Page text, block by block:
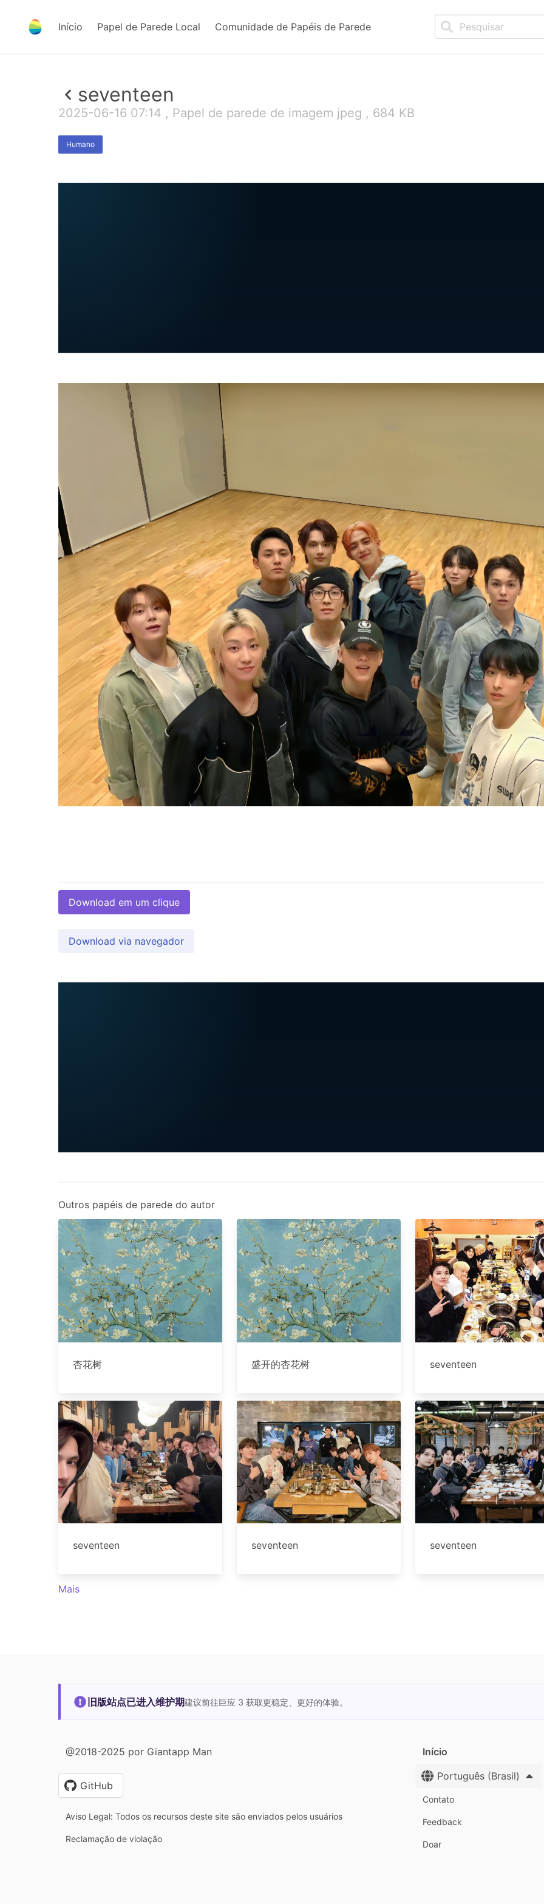
Início Papel de Parede Local Comunidade de Papéis de Parede
seventeen
2025-06-16 07:14 , Papel de parede de imagem jpeg , 684 KB
Humano
Download em um clique
Download via navegador
Outros papéis de parede do autor
杏花树 盛开的杏花树 seventeen
seventeen seventeen seventeen
Mais
旧版站点已进入维护期建议前往巨应 3 获取更稳定、更好的体验。
@2018-2025 por Giantapp Man
GitHub
Aviso Legal: Todos os recursos deste site são enviados pelos usuários
Reclamação de violação
Início
Português (Brasil)
Contato
Feedback
Doar